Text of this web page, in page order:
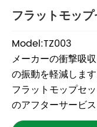
フラットモップ
Model:TZ003
メーカーの衝撃吸
の振動を軽減しま
フラットモップセ
のアフターサービ